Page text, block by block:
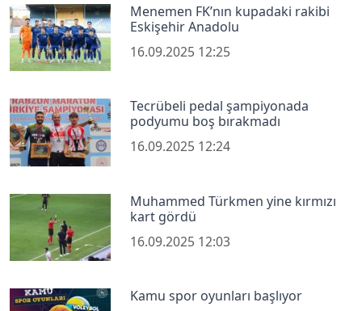
Menemen FK’nın kupadaki rakibi
Eskişehir Anadolu
16.09.2025 12:25
Tecrübeli pedal şampiyonada
podyumu boş bırakmadı
16.09.2025 12:24
Muhammed Türkmen yine kırmızı
kart gördü
16.09.2025 12:03
Kamu spor oyunları başlıyor